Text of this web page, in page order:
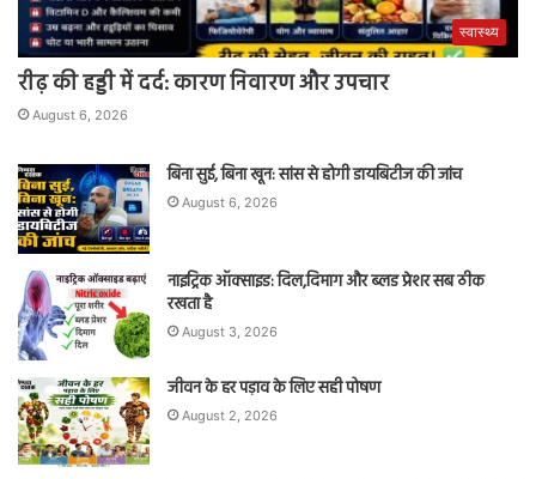
स्वास्थ्य
रीढ़ की हड्डी में दर्द: कारण निवारण और उपचार
August 6, 2026
बिना सुई, बिना खून: सांस से होगी डायबिटीज की जांच
August 6, 2026
नाइट्रिक ऑक्साइड: दिल,दिमाग और ब्लड प्रेशर सब ठीक
रखता है
August 3, 2026
जीवन के हर पड़ाव के लिए सही पोषण
August 2, 2026